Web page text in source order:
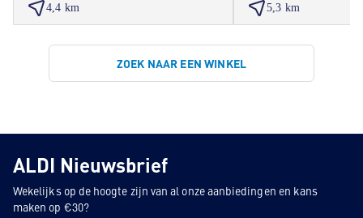
4,4 km 5,3 km
ZOEK NAAR EEN WINKEL
ALDI Nieuwsbrief
Wekelijks op de hoogte zijn van al onze aanbiedingen en kans
maken op €30?